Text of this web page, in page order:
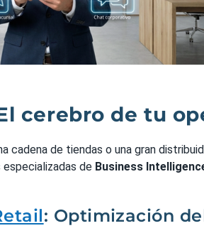
cerebro de tu
cadena de tiendas o una gran
de Business
: Optimización